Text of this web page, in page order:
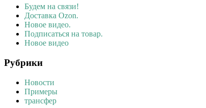
Будем на связи!
Доставка Ozon.
Новое видео.
Подписаться на товар.
Новое видео
Рубрики
Новости
Примеры
трансфер